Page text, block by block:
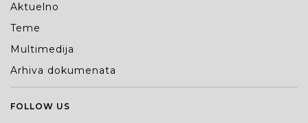
Aktuelno
Teme
Multimedija
Arhiva dokumenata
FOLLOW US